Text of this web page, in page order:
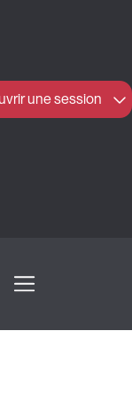
une session